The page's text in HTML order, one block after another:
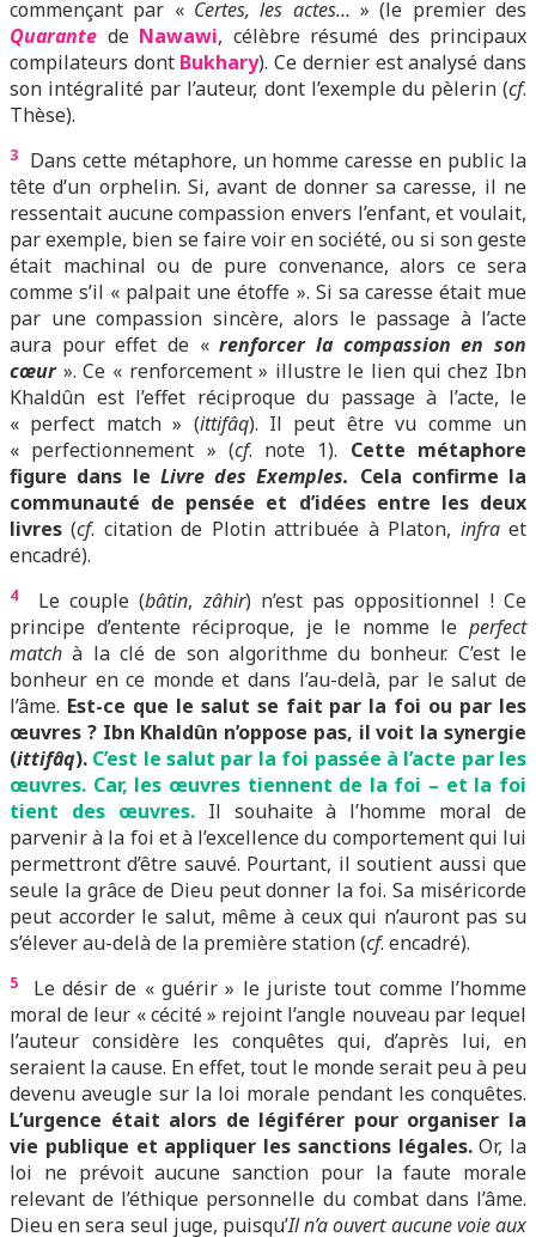
commençant par « Certes, les actes… » (le premier des
Quarante de Nawawi, célèbre résumé des principaux
compilateurs dont Bukhary). Ce dernier est analysé dans
son intégralité par l’auteur, dont l’exemple du pèlerin (cf.
Thèse).
3
Dans cette métaphore, un homme caresse en public la
tête d’un orphelin. Si, avant de donner sa caresse, il ne
ressentait aucune compassion envers l’enfant, et voulait,
par exemple, bien se faire voir en société, ou si son geste
était machinal ou de pure convenance, alors ce sera
comme s’il « palpait une étoffe ». Si sa caresse était mue
par une compassion sincère, alors le passage à l’acte
aura pour effet de «renforcer la compassion en son
cœur». Ce « renforcement » illustre le lien qui chez Ibn
Khaldûn est l’effet réciproque du passage à l’acte, le
« perfect match » (ittifâq). Il peut être vu comme un
« perfectionnement » (cf. note 1). Cette métaphore
figure dans le Livre des Exemples. Cela confirme la
communauté de pensée et d’idées entre les deux
livres (cf. citation de Plotin attribuée à Platon, infraet
encadré).
4 Le couple (bâtin,zâhir) n’est pas oppositionnel ! Ce
principe d’entente réciproque, je le nomme le perfect
match à la clé de son algorithme du bonheur. C’est le
bonheur en ce monde et dans l’au-delà, par le salut de
l’âme. Est-ce que le salut se fait par la foi ou par les
œuvres ? Ibn Khaldûn n’oppose pas, il voit la synergie
(ittifâq). C’est le salut par la foi passée à l’acte par les
œuvres. Car, les œuvres tiennent de la foi – et la foi
tient des œuvres.Il souhaite à l’homme moral de
parvenir à la foi et à l’excellence du comportement qui lui
permettront d’être sauvé. Pourtant, il soutient aussi que
seule la grâce de Dieu peut donner la foi. Sa miséricorde
peut accorder le salut, même à ceux qui n’auront pas su
s’élever au-delà de la première station (cf. encadré).
5
Le désir de « guérir » le juriste tout comme l’homme
moral de leur « cécité » rejoint l’angle nouveau par lequel
l’auteur considère les conquêtes qui, d’après lui, en
seraient la cause. En effet, tout le monde serait peu à peu
devenu aveugle sur la loi morale pendant les conquêtes.
L’urgence était alors de légiférer pour organiser la
vie publique et appliquer les sanctions légales.Or, la
loi ne prévoit aucune sanction pour la faute morale
relevant de l’éthique personnelle du combat dans l’âme.
Dieu en sera seul juge, puisqu’Il n’a ouvert aucune voie aux